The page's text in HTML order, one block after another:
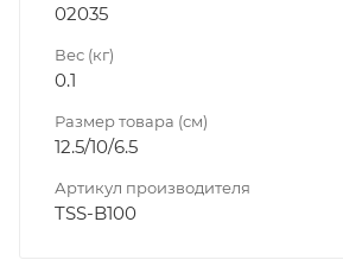
02035
Вес (кг)
0.1
Размер товара (см)
12.5/10/6.5
Артикул производителя
TSS-B100